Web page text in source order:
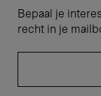
Bepaal je
recht in je